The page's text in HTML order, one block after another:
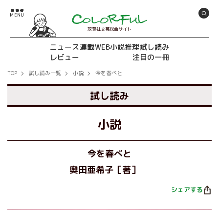
双葉社文芸総合サイト
ニュース連載WEB小説推理試し読み
レビュー
注目の一冊
TOP 試し読み一覧 小説 今を春べと
試し読み
小説
今を春べと
奥田亜希子［著］
シェアする